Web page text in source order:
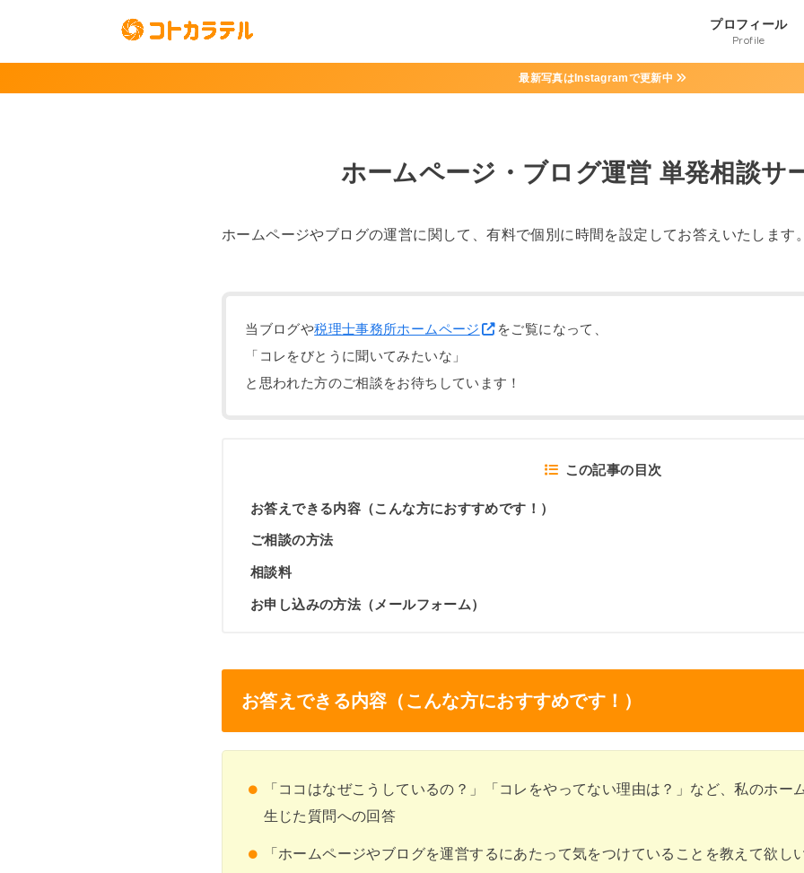
プロフィール
Profile
最新写真はInstagramで更新中
ホームページ・ブログ運営 単発相談サ
ホームページやブログの運営に関して、有料で個別に時間を設定してお答えいたします
当ブログや税理士事務所ホームページ
をご覧になって、
「コレをびとうに聞いてみたいな」
と思われた方のご相談をお待ちしています！
この記事の目次
お答えできる内容（こんな方におすすめです！）
ご相談の方法
相談料
お申し込みの方法（メールフォーム）
お答えできる内容（こんな方におすすめです！）
「ココはなぜこうしているの？」「コレをやってない理由は？」など、私のホー
生じた質問への回答
「ホームページやブログを運営するにあたって気をつけていることを教えて欲し